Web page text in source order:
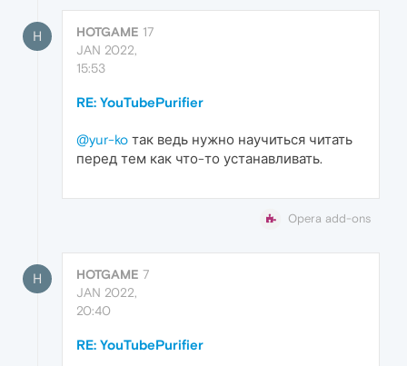
H HOTGAME 17
JAN 2022,
15:53
RE: YouTubePurifier
@yur-ko так ведь нужно научиться читать
перед тем как что-то устанавливать.
Opera add-ons
H HOTGAME 7
JAN 2022,
20:40
RE: YouTubePurifier